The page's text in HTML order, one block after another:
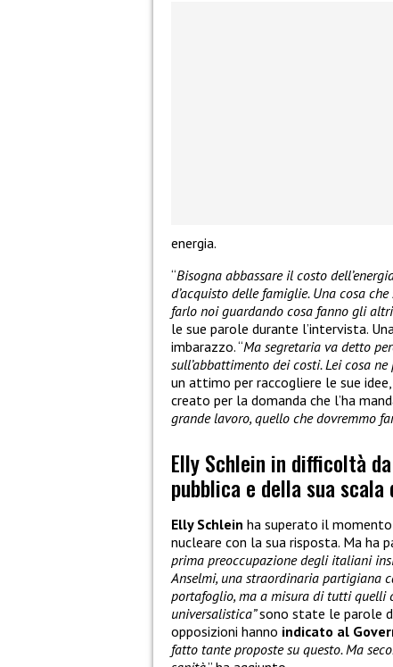
energia.
“Bisogna abbassare il costo
d’acquisto delle famiglie. Una cosa
farlo noi guardando cosa fanno gli
le sue parole durante l’intervista.
imbarazzo. “Ma segretaria va detto
sull’abbattimento dei costi. Lei cosa ne
un attimo per raccogliere le sue
creato per la domanda che l’ha
grande lavoro, quello che dovremmo
Elly Schlein in difficoltà
pubblica e della sua
Elly Schlein ha superato il
nucleare con la sua risposta. Ma ha
prima preoccupazione degli italiani
Anselmi, una straordinaria partigiana
portafoglio, ma a misura di tutti quelli
universalistica”sono state le parole
opposizioni hanno indicato al
fatto tante proposte su questo. Ma